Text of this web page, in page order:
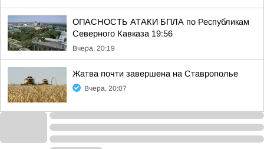
ОПАСНОСТЬ АТАКИ БПЛА по Республикам
Северного Кавказа 19:56
Вчера, 20:19
Жатва почти завершена на Ставрополье
Вчера, 20:07